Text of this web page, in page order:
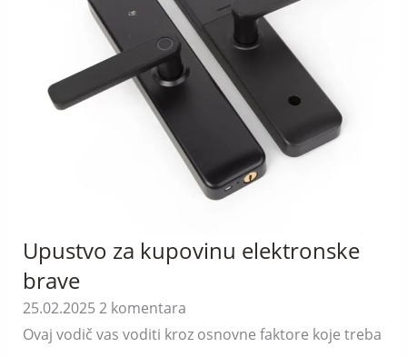
Upustvo za kupovinu elektronske
brave
25.02.20252 komentara
Ovaj vodič vas voditi kroz osnovne faktore koje treba